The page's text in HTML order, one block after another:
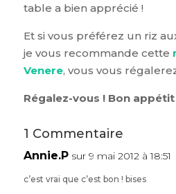
table a bien apprécié !
Et si vous préférez un riz
je vous recommande cette
Venere, vous vous
Régalez-vous ! Bon appétit
1 Commentaire
Annie.P sur 9 mai 2012 à 18:51
c’est vrai que c’est bon ! bises